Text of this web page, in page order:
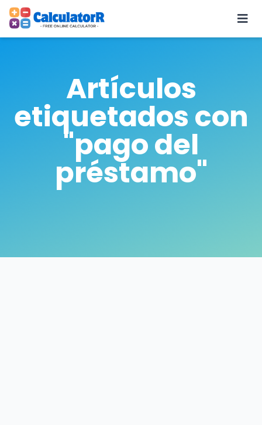
Artículos
etiquetados con
"pago del
préstamo"